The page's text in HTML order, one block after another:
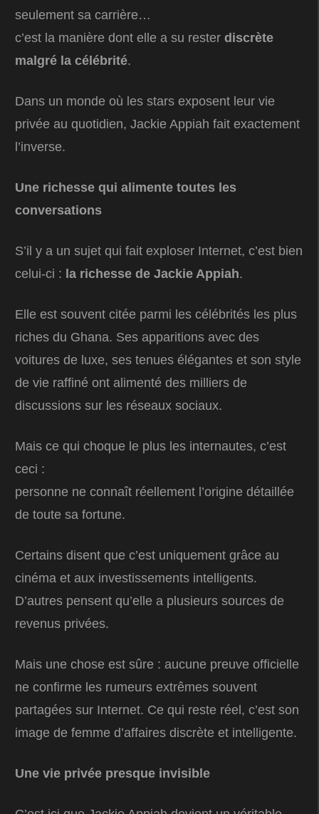
seulement sa carrière…
c’est la manière dont elle a su rester discrète
malgré la célébrité.
Dans un monde où les stars exposent leur vie
privée au quotidien, Jackie Appiah fait exactement
l’inverse.
Une richesse qui alimente toutes les
conversations
S’il y a un sujet qui fait exploser Internet, c’est bien
celui-ci : la richesse de Jackie Appiah.
Elle est souvent citée parmi les célébrités les plus
riches du Ghana. Ses apparitions avec des
voitures de luxe, ses tenues élégantes et son style
de vie raffiné ont alimenté des milliers de
discussions sur les réseaux sociaux.
Mais ce qui choque le plus les internautes, c’est
ceci :
personne ne connaît réellement l’origine détaillée
de toute sa fortune.
Certains disent que c’est uniquement grâce au
cinéma et aux investissements intelligents.
D’autres pensent qu’elle a plusieurs sources de
revenus privées.
Mais une chose est sûre : aucune preuve officielle
ne confirme les rumeurs extrêmes souvent
partagées sur Internet. Ce qui reste réel, c’est son
image de femme d’affaires discrète et intelligente.
Une vie privée presque invisible